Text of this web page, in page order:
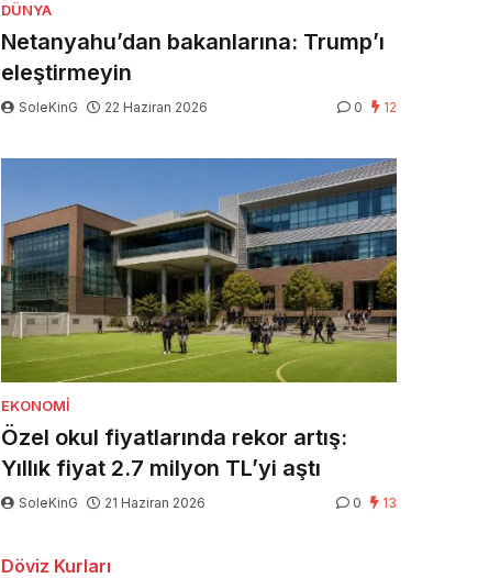
DÜNYA
Netanyahu’dan bakanlarına: Trump’ı
eleştirmeyin
SoleKinG 22 Haziran 2026 0 12
EKONOMI
Özel okul fiyatlarında rekor artış:
Yıllık fiyat 2.7 milyon TL’yi aştı
SoleKinG 21 Haziran 2026 0 13
Döviz Kurları